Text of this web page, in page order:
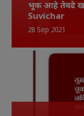
भूक आहे तेवढे
Suvichar
28 Sep 2021